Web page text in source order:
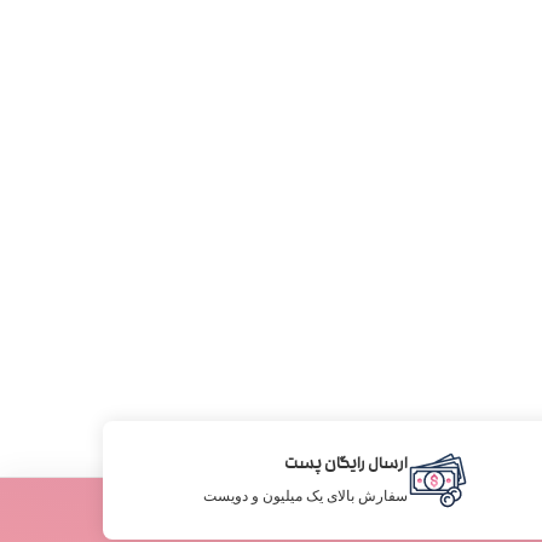
ارسال رایگان پست
سفارش بالای یک میلیون و دویست